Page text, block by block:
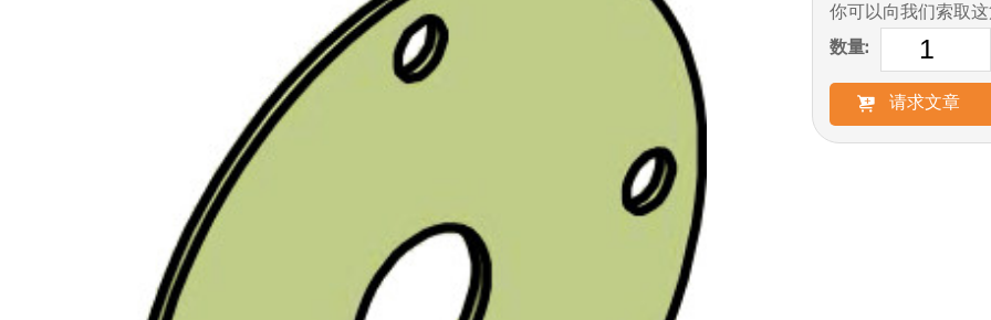
你可以向我们索取
数量:
请求文章